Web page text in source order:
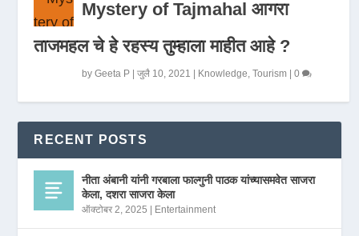
Mystery of Tajmahal आगरा
ताजमहल चे हे रहस्य तुम्हाला माहीत आहे ?
byGeeta P |जुलै 10, 2021 Knowledge,Tourism |0
RECENT POSTS
नीता अंबानी यांनी गरबाला फाल्गुनी पाठक यांच्यासमवेत साजरा
केला, दशरा साजरा केला
ऑक्टोबर 2, 2025 Entertainment